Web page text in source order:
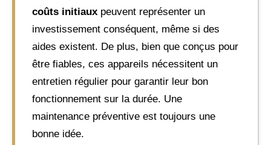
coûts initiaux peuvent représenter un
investissement conséquent, même si des
aides existent. De plus, bien que conçus pour
être fiables, ces appareils nécessitent un
entretien régulier pour garantir leur bon
fonctionnement sur la durée. Une
maintenance préventive est toujours une
bonne idée.